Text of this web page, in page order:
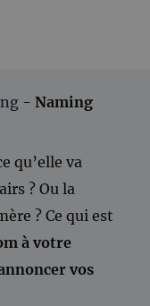
- Naming
qu’elle va
? Ou la
? Ce qui est
à votre
vos